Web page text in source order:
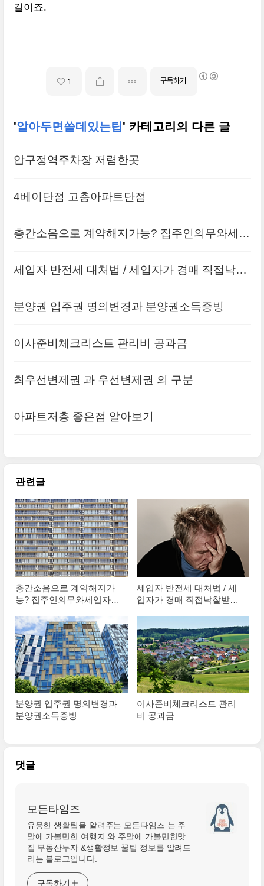
길이죠.
1 구독하기
'알아두면쓸데있는팁' 카테고리의 다른 글
압구정역주차장 저렴한곳
4베이단점 고층아파트단점
층간소음으로 계약해지가능? 집주인의무와세입
세입자 반전세 대처법 / 세입자가 경매 직접낙찰
분양권 입주권 명의변경과 분양권소득증빙
이사준비체크리스트 관리비 공과금
최우선변제권 과 우선변제권 의 구분
아파트저층 좋은점 알아보기
관련글
층간소음으로 계약해지가
능? 집주인의무와세입자의
세입자 반전세 대처법 / 세
입자가 경매 직접낙찰받는
분양권 입주권 명의변경과
분양권소득증빙
이사준비체크리스트 관리
비 공과금
댓글
모든타임즈
유용한 생활팁을 알려주는 모든타임즈 는 주
말에 가볼만한 여행지 와 주말에 가볼만한맛
집 부동산투자 &생활정보 꿀팁 정보를 알려드
리는 블로그입니다.
구독하기